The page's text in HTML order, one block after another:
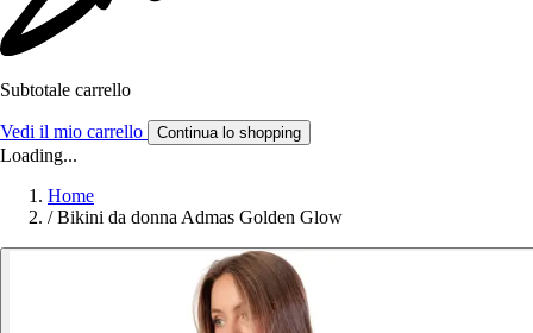
Subtotale carrello
Vedi il mio carrello Continua lo shopping
Loading...
Home
/ Bikini da donna Admas Golden Glow